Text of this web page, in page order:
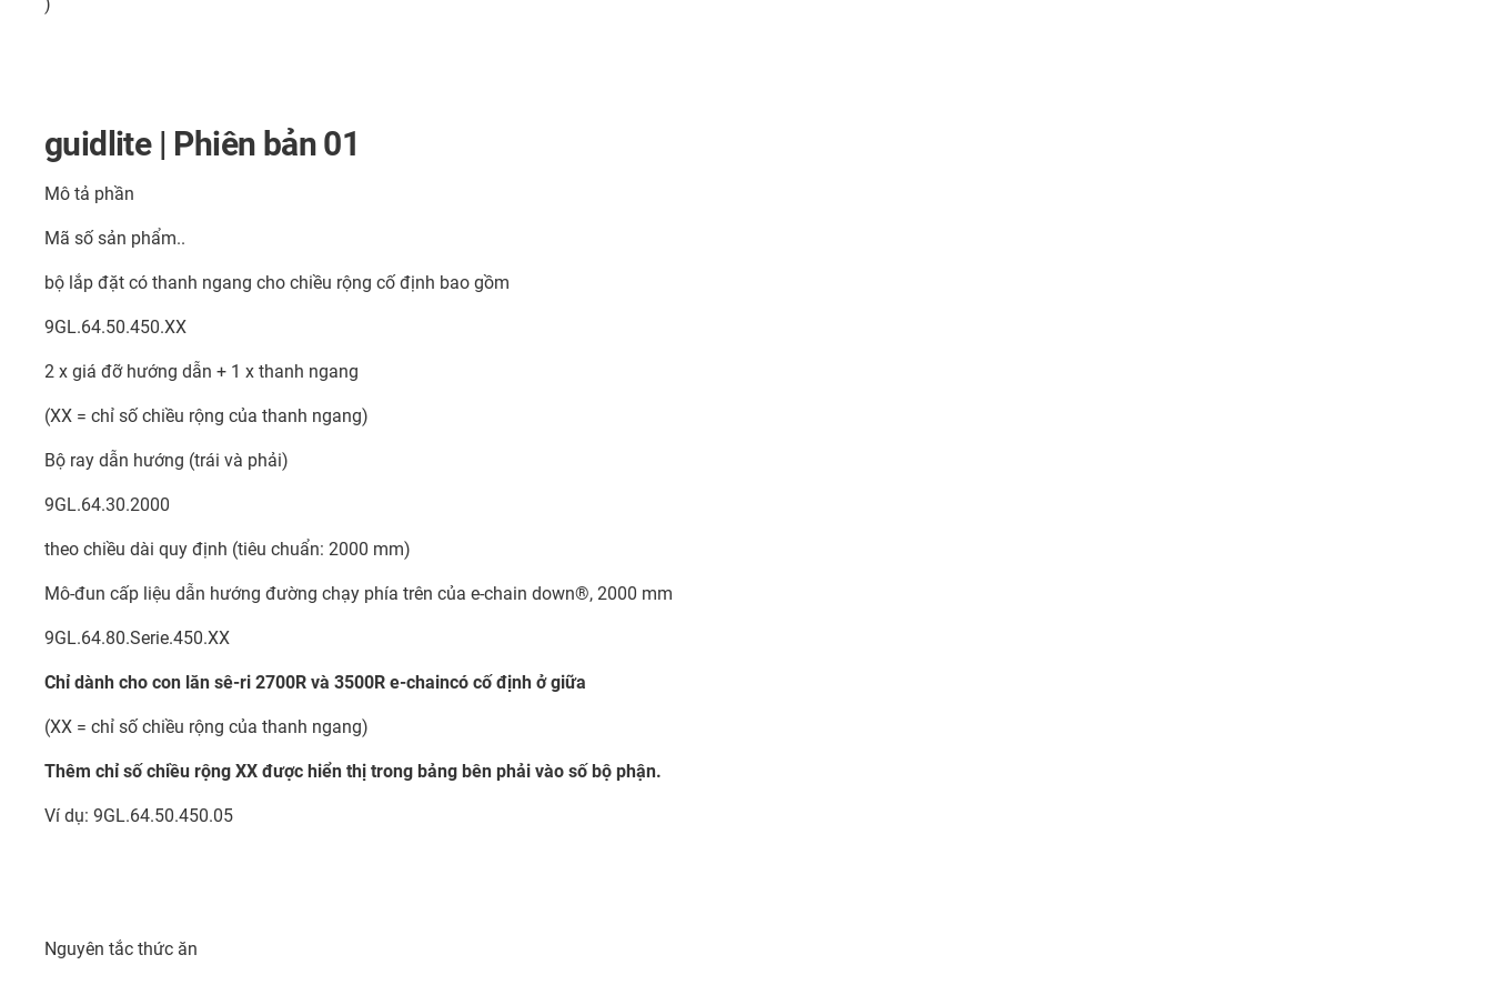
guidlite | Phiên bản 01
Mô tả phần
Mã số sản phẩm..
bộ lắp đặt có thanh ngang cho chiều rộng cố định bao gồm
9GL.64.50.450.XX
2 x giá đỡ hướng dẫn + 1 x thanh ngang
(XX = chỉ số chiều rộng của thanh ngang)
Bộ ray dẫn hướng (trái và phải)
9GL.64.30.2000
theo chiều dài quy định (tiêu chuẩn: 2000 mm)
Mô-đun cấp liệu dẫn hướng đường chạy phía trên của e-chain down®, 2000 mm
9GL.64.80.Serie.450.XX
Chỉ dành cho con lăn sê-ri 2700R và 3500R e-chaincó cố định ở giữa
(XX = chỉ số chiều rộng của thanh ngang)
Thêm chỉ số chiều rộng XX được hiển thị trong bảng bên phải vào số bộ phận.
Ví dụ: 9GL.64.50.450.05
Nguyên tắc thức ăn